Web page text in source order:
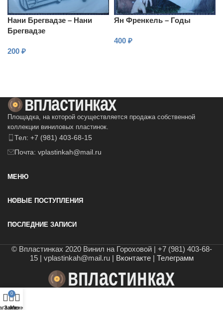
Нани Брегвадзе – Нани
Брегвадзе
200 ₽
Ян Френкель – Годы
400 ₽
Площадка, на которой осуществляется продажа собственной
коллекции виниловых пластинок.
Тел: +7 (981) 403-68-15
Почта: vplastinkah@mail.ru
МЕНЮ
НОВЫЕ ПОСТУПЛЕНИЯ
ПОСЛЕДНИЕ ЗАПИСИ
© Впластинках 2020 Винил на Гороховой | +7 (981) 403-68-
15 | vplastinkah@mail.ru | Вконтакте| Телеграмм
0
Заказ
Меню